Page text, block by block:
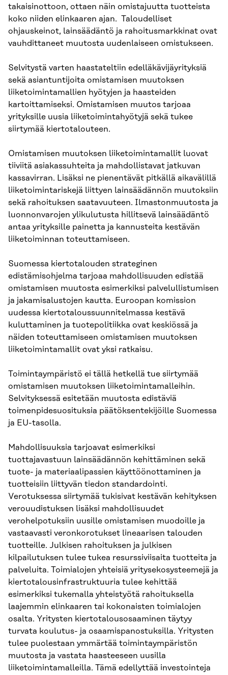
takaisinottoon, ottaen näin omistajuutta tuotteista
koko niiden elinkaaren ajan. Taloudelliset
ohjauskeinot, lainsäädäntö ja rahoitusmarkkinat ovat
vauhdittaneet muutosta uudenlaiseen omistukseen.
Selvitystä varten haastateltiin edelläkävijäyrityksiä
sekä asiantuntijoita omistamisen muutoksen
liiketoimintamallien hyötyjen ja haasteiden
kartoittamiseksi. Omistamisen muutos tarjoaa
yrityksille uusia liiketoimintahyötyjä sekä tukee
siirtymää kiertotalouteen.
Omistamisen muutoksen liiketoimintamallit luovat
tiiviitä asiakassuhteita ja mahdollistavat jatkuvan
kassavirran. Lisäksi ne pienentävät pitkällä aikavälillä
liiketoimintariskejä liittyen lainsäädännön muutoksiin
sekä rahoituksen saatavuuteen. Ilmastonmuutosta ja
luonnonvarojen ylikulutusta hillitsevä lainsäädäntö
antaa yrityksille painetta ja kannusteita kestävän
liiketoiminnan toteuttamiseen.
Suomessa kiertotalouden strateginen
edistämisohjelma tarjoaa mahdollisuuden edistää
omistamisen muutosta esimerkiksi palvelullistumisen
ja jakamisalustojen kautta. Euroopan komission
uudessa kiertotaloussuunnitelmassa kestävä
kuluttaminen ja tuotepolitiikka ovat keskiössä ja
näiden toteuttamiseen omistamisen muutoksen
liiketoimintamallit ovat yksi ratkaisu.
Toimintaympäristö ei tällä hetkellä tue siirtymää
omistamisen muutoksen liiketoimintamalleihin.
Selvityksessä esitetään muutosta edistäviä
toimenpidesuosituksia päätöksentekijöille Suomessa
ja EU-tasolla.
Mahdollisuuksia tarjoavat esimerkiksi
tuottajavastuun lainsäädännön kehittäminen sekä
tuote- ja materiaalipassien käyttöönottaminen ja
tuotteisiin liittyvän tiedon standardointi.
Verotuksessa siirtymää tukisivat kestävän kehityksen
verouudistuksen lisäksi mahdollisuudet
verohelpotuksiin uusille omistamisen muodoille ja
vastaavasti veronkorotukset lineaarisen talouden
tuotteille. Julkisen rahoituksen ja julkisen
kilpailutuksen tulee tukea resurssiviisaita tuotteita ja
palveluita. Toimialojen yhteisiä yritysekosysteemejä ja
kiertotalousinfrastruktuuria tulee kehittää
esimerkiksi tukemalla yhteistyötä rahoituksella
laajemmin elinkaaren tai kokonaisten toimialojen
osalta. Yritysten kiertotalousosaaminen täytyy
turvata koulutus- ja osaamispanostuksilla. Yritysten
tulee puolestaan ymmärtää toimintaympäristön
muutosta ja vastata haasteeseen uusilla
liiketoimintamalleilla. Tämä edellyttää investointeja